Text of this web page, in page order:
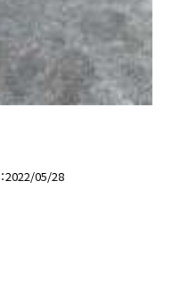
2022/05/28